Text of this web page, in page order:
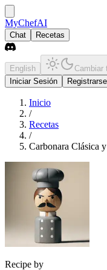
MyChefAI
Chat Recetas
English
Cambiar
Iniciar Sesión
Registrarse
Inicio
/
Recetas
/
Carbonara Clásica
Recipe by